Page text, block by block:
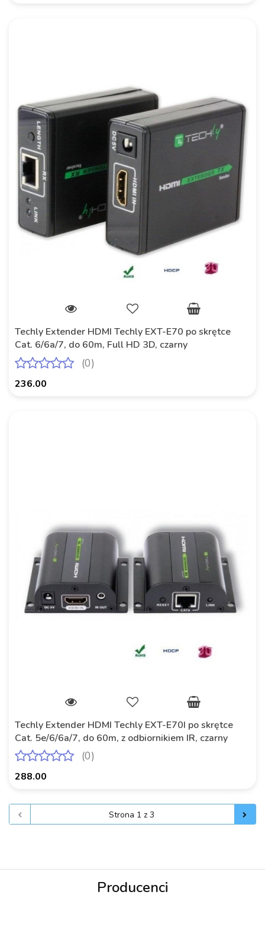
Techly Extender HDMI Techly EXT-E70 po skrętce
Cat. 6/6a/7, do 60m, Full HD 3D, czarny
(0)
236.00
Techly Extender HDMI Techly EXT-E70I po skrętce
Cat. 5e/6/6a/7, do 60m, z odbiornikiem IR, czarny
(0)
288.00
Producenci